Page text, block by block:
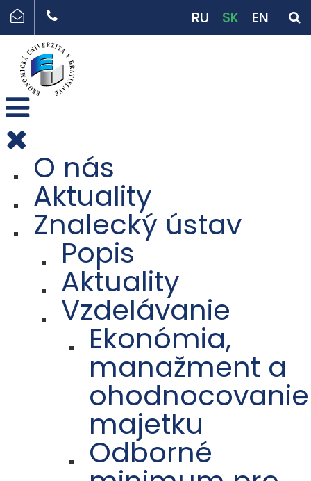
RU SK EN
O nás
Aktuality
Znalecký ústav
Popis
Aktuality
Vzdelávanie
Ekonómia,
manažment a
ohodnocovanie
majetku
Odborné